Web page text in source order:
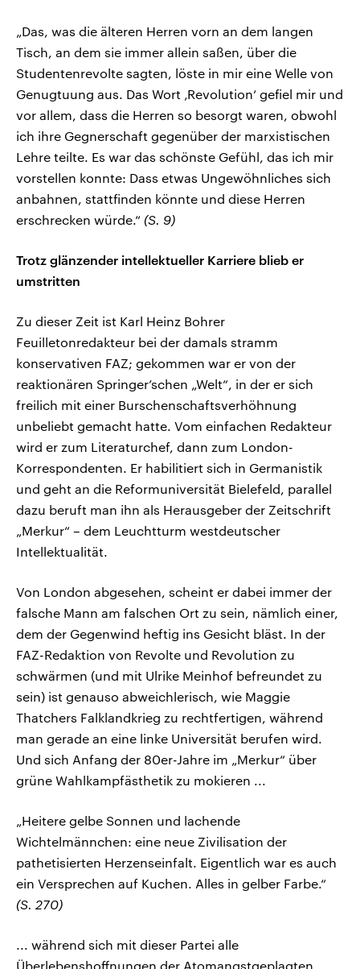
„Das, was die älteren Herren vorn an dem langen
Tisch, an dem sie immer allein saßen, über die
Studentenrevolte sagten, löste in mir eine Welle von
Genugtuung aus. Das Wort ‚Revolution‘ gefiel mir und
vor allem, dass die Herren so besorgt waren, obwohl
ich ihre Gegnerschaft gegenüber der marxistischen
Lehre teilte. Es war das schönste Gefühl, das ich mir
vorstellen konnte: Dass etwas Ungewöhnliches sich
anbahnen, stattfinden könnte und diese Herren
erschrecken würde.“ (S. 9)
Trotz glänzender intellektueller Karriere blieb er
umstritten
Zu dieser Zeit ist Karl Heinz Bohrer
Feuilletonredakteur bei der damals stramm
konservativen FAZ; gekommen war er von der
reaktionären Springer’schen „Welt“, in der er sich
freilich mit einer Burschenschaftsverhöhnung
unbeliebt gemacht hatte. Vom einfachen Redakteur
wird er zum Literaturchef, dann zum London-
Korrespondenten. Er habilitiert sich in Germanistik
und geht an die Reformuniversität Bielefeld, parallel
dazu beruft man ihn als Herausgeber der Zeitschrift
„Merkur“ – dem Leuchtturm westdeutscher
Intellektualität.
Von London abgesehen, scheint er dabei immer der
falsche Mann am falschen Ort zu sein, nämlich einer,
dem der Gegenwind heftig ins Gesicht bläst. In der
FAZ-Redaktion von Revolte und Revolution zu
schwärmen (und mit Ulrike Meinhof befreundet zu
sein) ist genauso abweichlerisch, wie Maggie
Thatchers Falklandkrieg zu rechtfertigen, während
man gerade an eine linke Universität berufen wird.
Und sich Anfang der 80er-Jahre im „Merkur“ über
grüne Wahlkampfästhetik zu mokieren ...
„Heitere gelbe Sonnen und lachende
Wichtelmännchen: eine neue Zivilisation der
pathetisierten Herzenseinfalt. Eigentlich war es auch
ein Versprechen auf Kuchen. Alles in gelber Farbe.“
(S. 270)
... während sich mit dieser Partei alle
Überlebenshoffnungen der Atomangstgeplagten